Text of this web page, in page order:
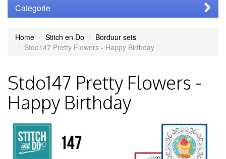
Categorie
Home Stitch en Do
Borduur sets
Stdo147 Pretty Flowers - Happy Birthday
Stdo147 Pretty Flowers -
Happy Birthday